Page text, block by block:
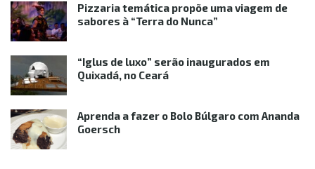
Pizzaria temática propõe uma viagem de
sabores à “Terra do Nunca”
“Iglus de luxo” serão inaugurados em
Quixadá, no Ceará
Aprenda a fazer o Bolo Búlgaro com Ananda
Goersch